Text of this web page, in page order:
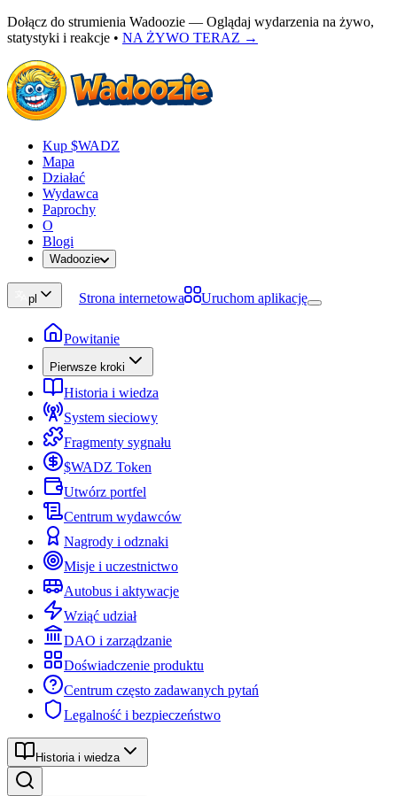
Dołącz do strumienia Wadoozie — Oglądaj wydarzenia na żywo,
statystyki i reakcje • NA ŻYWO TERAZ →
Kup $WADZ
Mapa
Działać
Wydawca
Paprochy
O
Blogi
Wadoozie
pl Strona internetowa Uruchom aplikację
Powitanie
Pierwsze kroki
Historia i wiedza
System sieciowy
Fragmenty sygnału
$WADZ Token
Utwórz portfel
Centrum wydawców
Nagrody i odznaki
Misje i uczestnictwo
Autobus i aktywacje
Wziąć udział
DAO i zarządzanie
Doświadczenie produktu
Centrum często zadawanych pytań
Legalność i bezpieczeństwo
Historia i wiedza